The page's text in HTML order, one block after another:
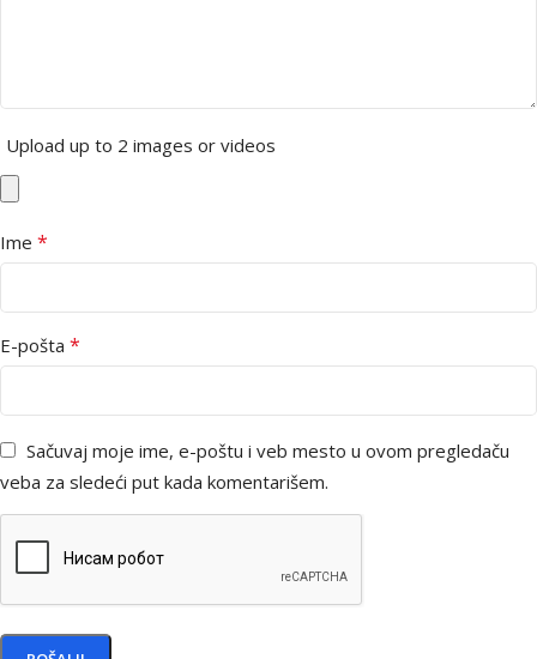
Upload up to 2 images or videos
Ime *
E-pošta *
Sačuvaj moje ime, e-poštu i veb mesto u ovom pregledaču
veba za sledeći put kada komentarišem.